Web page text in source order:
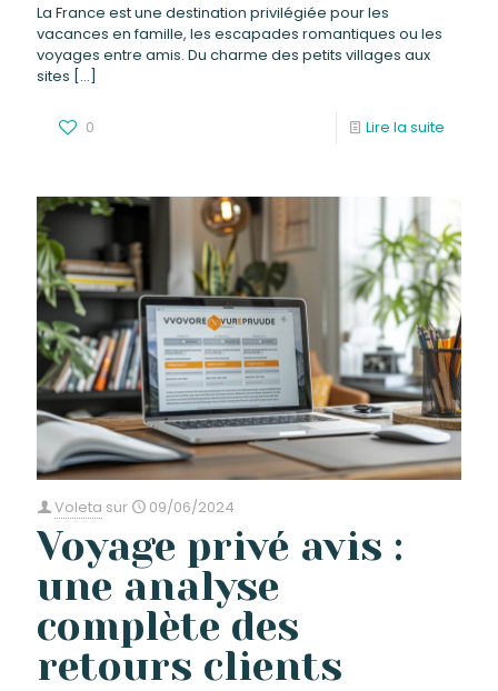
La France est une destination privilégiée pour les
vacances en famille, les escapades romantiques ou les
voyages entre amis. Du charme des petits villages aux
sites […]
0 Lire la suite
Voleta sur 09/06/2024
Voyage privé avis :
une analyse
complète des
retours clients